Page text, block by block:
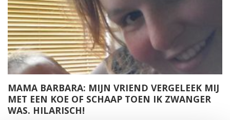
MAMA BARBARA: MIJN VRIEND VERGELEEK MIJ
MET EEN KOE OF SCHAAP TOEN IK ZWANGER
WAS. HILARISCH!